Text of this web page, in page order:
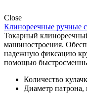
Close
Клинореечные ручные
Токарный
машиностроения.
надежную фиксацию
помощью
Количество
Диаметр